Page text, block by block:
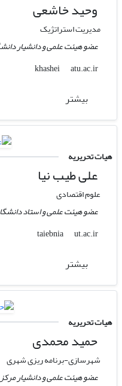
وحید خاشعی
مدیریت استراتژیک
عضو هیئت علمی و دانشیار
khashei
atu.ac.ir
بیشتر
هیات تحریریه
علی طیب نیا
علوم اقتصادی
عضو هیئت علمی و استاد
taiebnia
ut.ac.ir
بیشتر
هیات تحریریه
حمید محمدی
شهرسازی-برنامه ریزی شهری
عضو هیئت علمی و دانشیار